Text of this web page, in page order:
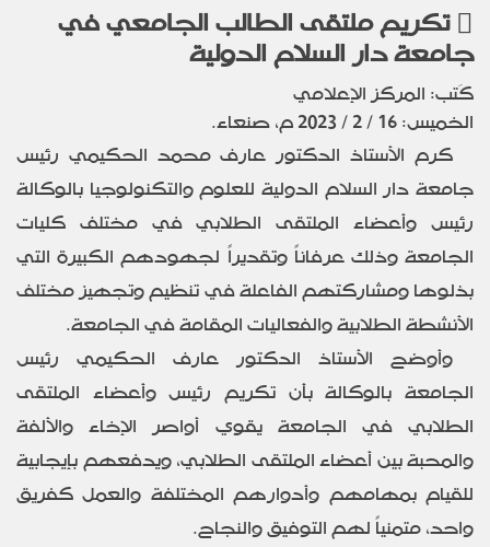
تكريم ملتقى الطالب الجامعي في
جامعة دار السلام الدولية
كَتب: المركز الإعلامي
الخميس: 16 / 2 / 2023 م، صنعاء.
كرم الأستاذ الدكتور عارف محمد الحكيمي رئيس
جامعة دار السلام الدولية للعلوم والتكنولوجيا بالوكالة
رئيس وأعضاء الملتقى الطلابي في مختلف كليات
الجامعة وذلك عرفاناً وتقديراً لجهودهم الكبيرة التي
بذلوها ومشاركتهم الفاعلة في تنظيم وتجهيز مختلف
الأنشطة الطلابية والفعاليات المقامة في الجامعة.
وأوضح الأستاذ الدكتور عارف الحكيمي رئيس
الجامعة بالوكالة بأن تكريم رئيس وأعضاء الملتقى
الطلابي في الجامعة يقوي أواصر الإخاء والألفة
والمحبة بين أعضاء الملتقى الطلابي، ويدفعهم بإيجابية
للقيام بمهامهم وأدوارهم المختلفة والعمل كفريق
واحد، متمنياً لهم التوفيق والنجاح.